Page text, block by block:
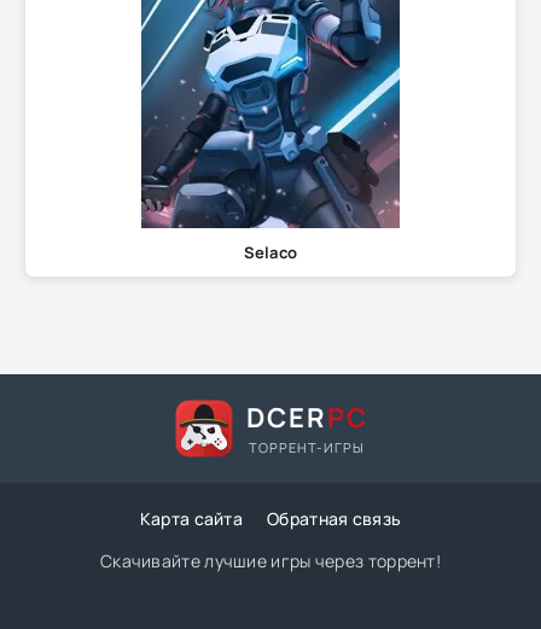
Selaco
DCERPC
ТОРРЕНТ-ИГРЫ
Карта сайта
Обратная связь
Скачивайте лучшие игры через торрент!